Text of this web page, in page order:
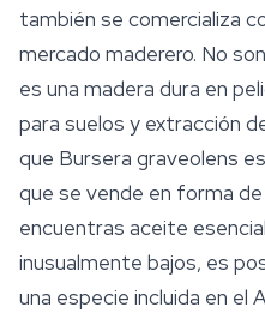
también se comercializa
mercado maderero. No
es una madera dura en
para suelos y extracción
que Bursera graveolens
que se vende en forma de
encuentras aceite
inusualmente bajos, es
una especie incluida en el